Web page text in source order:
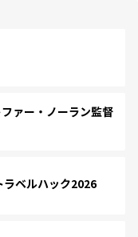
ァー・ノーラン監督
ベルハック2026